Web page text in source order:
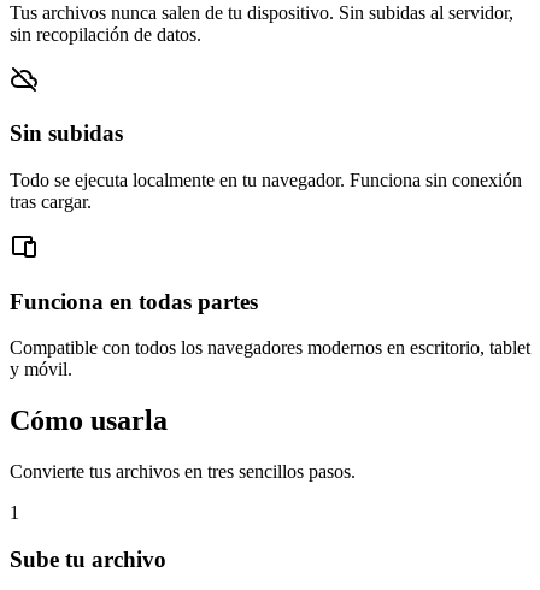
Tus archivos nunca salen de tu dispositivo. Sin subidas al servidor,
sin recopilación de datos.
Sin subidas
Todo se ejecuta localmente en tu navegador. Funciona sin conexión
tras cargar.
Funciona en todas partes
Compatible con todos los navegadores modernos en escritorio, tablet
y móvil.
Cómo usarla
Convierte tus archivos en tres sencillos pasos.
1
Sube tu archivo